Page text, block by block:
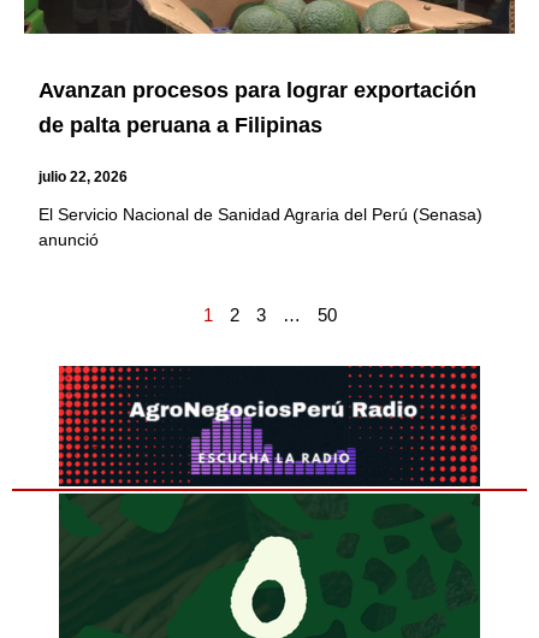
Avanzan procesos para lograr exportación
de palta peruana a Filipinas
julio 22, 2026
El Servicio Nacional de Sanidad Agraria del Perú (Senasa)
anunció
1 2 3 … 50